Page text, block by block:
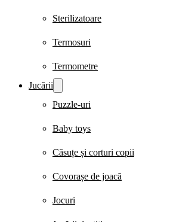
Sterilizatoare
Termosuri
Termometre
Jucării
Puzzle-uri
Baby toys
Căsuțe și corturi copii
Covorașe de joacă
Jocuri